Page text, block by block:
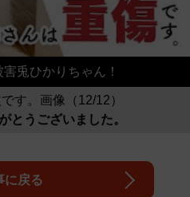
兎ひかりちゃん！
す。画像（12/12）
とうございました。
に戻る